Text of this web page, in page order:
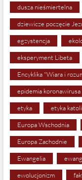
dusza nieśmiertelna
dziewicze poczęcie
egzystencja
eksperyment Libeta
Encyklika "Wiara i
epidemia koronawirusa
etyka etyka
Europa Wschodnia
Europa Zachodnie
Ewangelia
ewolucjonizm